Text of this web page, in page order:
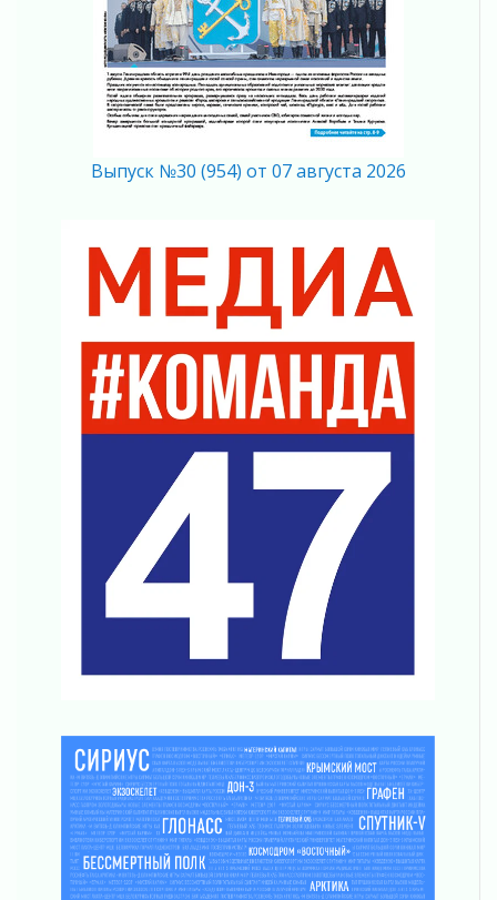
В Ленобласти растет потребление
мобильного трафика
04 августа 2026
Полумрак бьёт по карману
04 августа 2026
04 августа 2026
Регион готовится к выборам
04 августа 2026
Никакого принуждения, только письменное
согласие
04 августа 2026
Без риска для здоровья и кошелька
04 августа 2026
Важная информация
Что делать со сбережениями
Награды нашли строителей
03 августа 2026
Ленобласть повышает производительность
труда в ЖКХ
Поддержка волонтерских объединений
Ладожский мост полностью закроют на два
часа
03 августа 2026
Музеи Ленобласти обновляют пространства
03 августа 2026
Новая площадка: 2027
03 августа 2026
Выпуск №30 (954) от 07 августа 2026